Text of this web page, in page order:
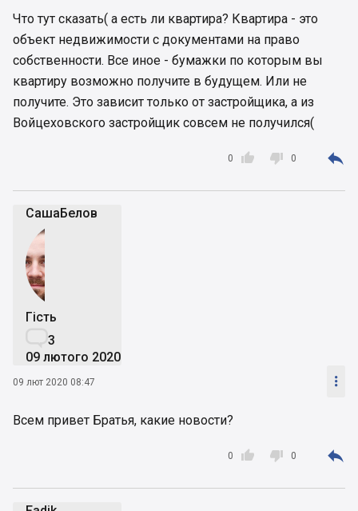
Что тут сказать( а есть ли квартира? Квартира - это
объект недвижимости с документами на право
собственности. Все иное - бумажки по которым вы
квартиру возможно получите в будущем. Или не
получите. Это зависит только от застройщика, а из
Войцеховского застройщик совсем не получился(

0  0 
СашаБелов
Гість
3
09 лютого 2020
09 лют 2020 08:47 
Всем привет Братья, какие новости?

0  0 